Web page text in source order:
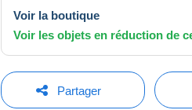
Voir la boutique
Voir les objets en réduction de
Partager